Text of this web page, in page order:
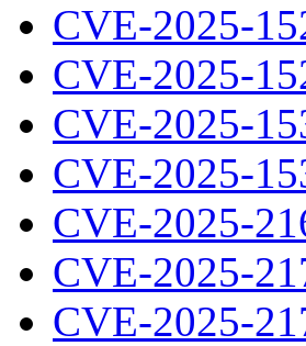
CVE-2025-
CVE-2025-
CVE-2025-
CVE-2025-
CVE-2025-
CVE-2025-
CVE-2025-